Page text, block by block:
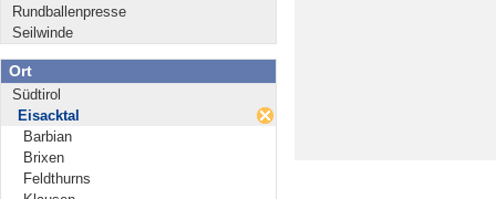
Rundballenpresse
Seilwinde
Ort
Südtirol
Eisacktal
Barbian
Brixen
Feldthurns